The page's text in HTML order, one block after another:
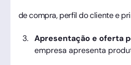
de compra, perfil do cliente e
Apresentação e oferta
empresa apresenta